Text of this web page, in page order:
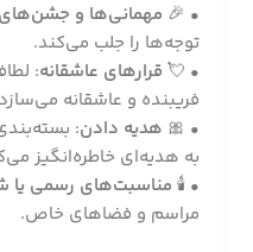
• 🎉 مهمانی‌ها و
توجه‌ها را جلب می‌کند.
• 💘 قرارهای عاشقانه:
فریبنده و عاشقانه
• 🎀 هدیه دادن:
به هدیه‌ای خاطره‌انگیز
• 🕯 مناسبت‌های رسمی یا
مراسم و فضاهای خاص.